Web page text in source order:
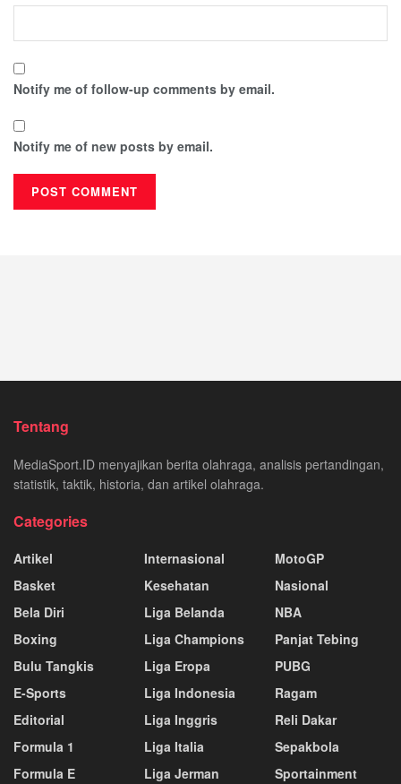
Notify me of follow-up comments by email.
Notify me of new posts by email.
Tentang
MediaSport.ID menyajikan berita olahraga, analisis pertandingan,
statistik, taktik, historia, dan artikel olahraga.
Categories
Artikel
Basket
Bela Diri
Boxing
Bulu Tangkis
E-Sports
Editorial
Formula 1
Formula E
Internasional
Kesehatan
Liga Belanda
Liga Champions
Liga Eropa
Liga Indonesia
Liga Inggris
Liga Italia
Liga Jerman
MotoGP
Nasional
NBA
Panjat Tebing
PUBG
Ragam
Reli Dakar
Sepakbola
Sportainment